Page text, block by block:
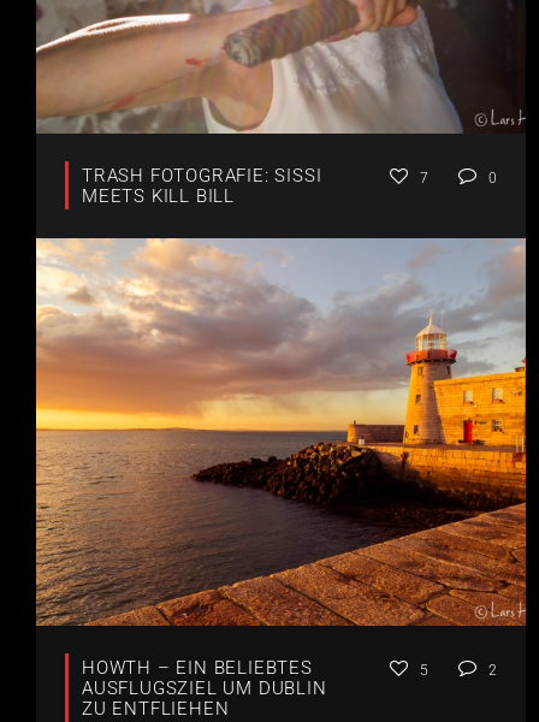
TRASH FOTOGRAFIE: SISSI
MEETS KILL BILL
7 0
HOWTH – EIN BELIEBTES
AUSFLUGSZIEL UM DUBLIN
ZU ENTFLIEHEN
5 2